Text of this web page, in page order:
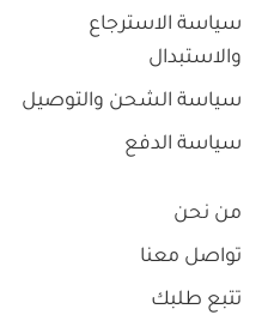
سياسة الاسترجاع
والاستبدال
سياسة الشحن والتوصيل
سياسة الدفع
من نحن
تواصل معنا
تتبع طلبك